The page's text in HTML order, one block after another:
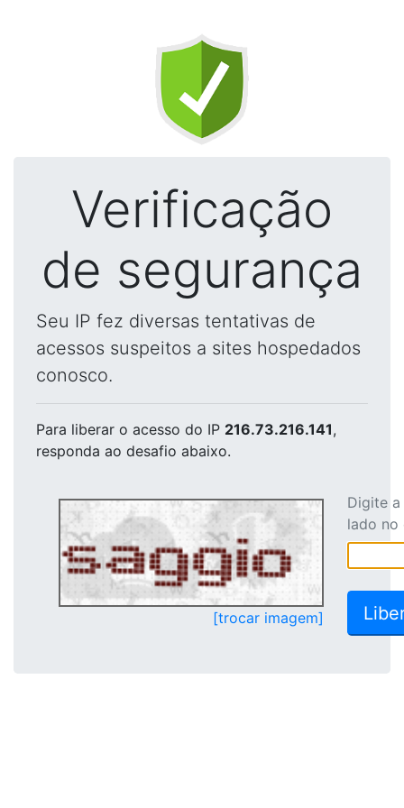
Verificação
de segurança
Seu IP fez diversas tentativas de
acessos suspeitos a sites hospedados
conosco.
Para liberar o acesso do IP 216.73.216.141,
responda ao desafio abaixo.
[trocar imagem]
Digite
lado no